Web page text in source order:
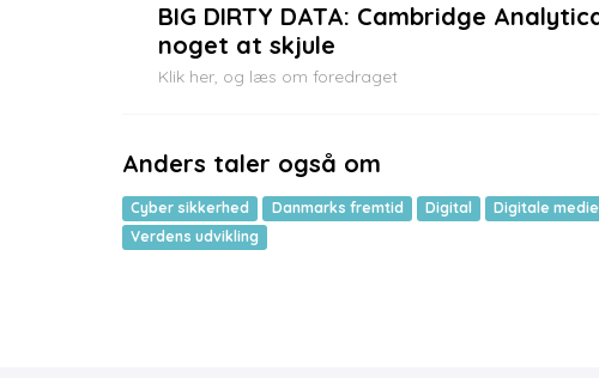
BIG DIRTY DATA: Cambridge
noget at skjule
Klik her, og læs om foredraget
Anders taler også om
Cyber sikkerhed Danmarks fremtid Digital Digitale
Verdens udvikling